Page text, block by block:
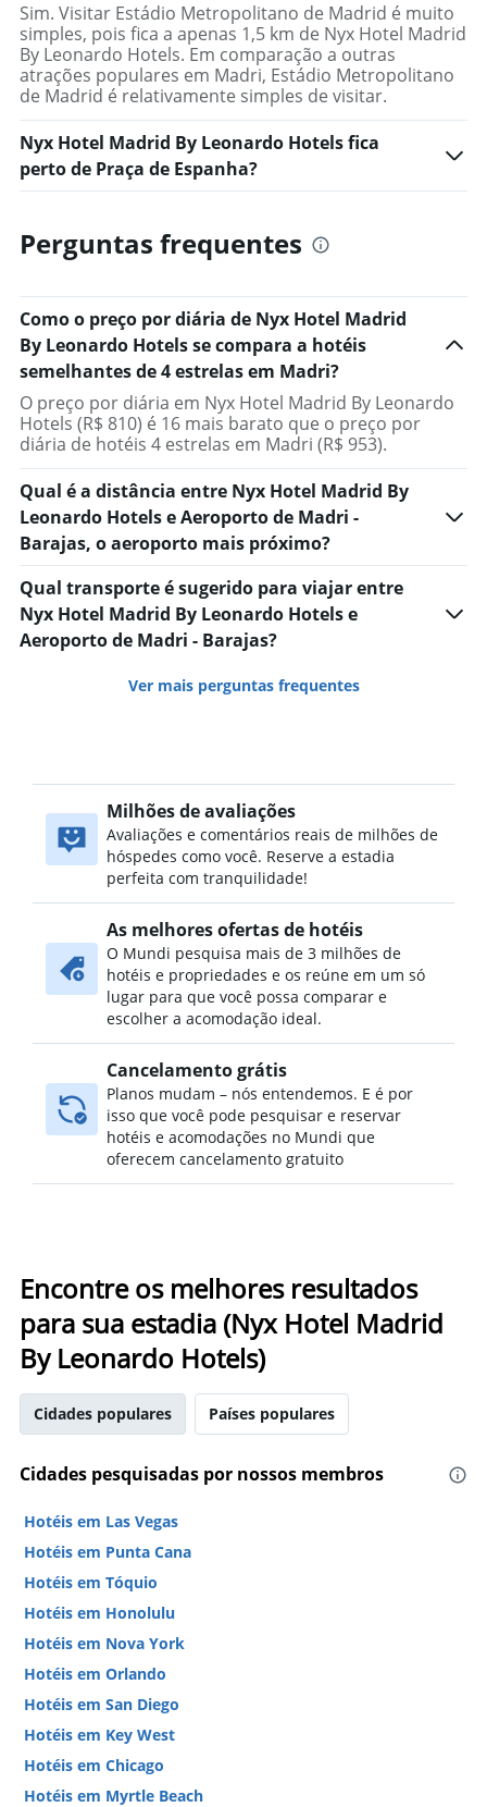
Sim. Visitar Estádio Metropolitano de Madrid é muito
simples, pois fica a apenas 1,5 km de Nyx Hotel Madrid
By Leonardo Hotels. Em comparação a outras
atrações populares em Madri, Estádio Metropolitano
de Madrid é relativamente simples de visitar.
Nyx Hotel Madrid By Leonardo Hotels fica
perto de Praça de Espanha?
Perguntas frequentes
Como o preço por diária de Nyx Hotel Madrid
By Leonardo Hotels se compara a hotéis
semelhantes de 4 estrelas em Madri?
O preço por diária em Nyx Hotel Madrid By Leonardo
Hotels (R$ 810) é 16 mais barato que o preço por
diária de hotéis 4 estrelas em Madri (R$ 953).
Qual é a distância entre Nyx Hotel Madrid By
Leonardo Hotels e Aeroporto de Madri -
Barajas, o aeroporto mais próximo?
Qual transporte é sugerido para viajar entre
Nyx Hotel Madrid By Leonardo Hotels e
Aeroporto de Madri - Barajas?
Ver mais perguntas frequentes
Milhões de avaliações
Avaliações e comentários reais de milhões de
hóspedes como você. Reserve a estadia
perfeita com tranquilidade!
As melhores ofertas de hotéis
O Mundi pesquisa mais de 3 milhões de
hotéis e propriedades e os reúne em um só
lugar para que você possa comparar e
escolher a acomodação ideal.
Cancelamento grátis
Planos mudam – nós entendemos. E é por
isso que você pode pesquisar e reservar
hotéis e acomodações no Mundi que
oferecem cancelamento gratuito
Encontre os melhores resultados
para sua estadia (Nyx Hotel Madrid
By Leonardo Hotels)
Cidades populares Países populares
Cidades pesquisadas por nossos membros
Hotéis em Las Vegas
Hotéis em Punta Cana
Hotéis em Tóquio
Hotéis em Honolulu
Hotéis em Nova York
Hotéis em Orlando
Hotéis em San Diego
Hotéis em Key West
Hotéis em Chicago
Hotéis em Myrtle Beach